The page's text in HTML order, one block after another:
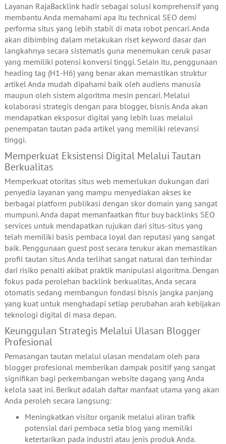
Layanan RajaBacklink hadir sebagai solusi komprehensif yang
membantu Anda memahami apa itu technical SEO demi
performa situs yang lebih stabil di mata robot pencari. Anda
akan dibimbing dalam melakukan riset keyword dasar dan
langkahnya secara sistematis guna menemukan ceruk pasar
yang memiliki potensi konversi tinggi. Selain itu, penggunaan
heading tag (H1-H6) yang benar akan memastikan struktur
artikel Anda mudah dipahami baik oleh audiens manusia
maupun oleh sistem algoritma mesin pencari. Melalui
kolaborasi strategis dengan para blogger, bisnis Anda akan
mendapatkan eksposur digital yang lebih luas melalui
penempatan tautan pada artikel yang memiliki relevansi
tinggi.
Memperkuat Eksistensi Digital Melalui Tautan
Berkualitas
Memperkuat otoritas situs web memerlukan dukungan dari
penyedia layanan yang mampu menyediakan akses ke
berbagai platform publikasi dengan skor domain yang sangat
mumpuni. Anda dapat memanfaatkan fitur buy backlinks SEO
services untuk mendapatkan rujukan dari situs-situs yang
telah memiliki basis pembaca loyal dan reputasi yang sangat
baik. Penggunaan guest post secara terukur akan memastikan
profil tautan situs Anda terlihat sangat natural dan terhindar
dari risiko penalti akibat praktik manipulasi algoritma. Dengan
fokus pada perolehan backlink berkualitas, Anda secara
otomatis sedang membangun fondasi bisnis jangka panjang
yang kuat untuk menghadapi setiap perubahan arah kebijakan
teknologi digital di masa depan.
Keunggulan Strategis Melalui Ulasan Blogger
Profesional
Pemasangan tautan melalui ulasan mendalam oleh para
blogger profesional memberikan dampak positif yang sangat
signifikan bagi perkembangan website dagang yang Anda
kelola saat ini. Berikut adalah daftar manfaat utama yang akan
Anda peroleh secara langsung:
Meningkatkan visitor organik melalui aliran trafik
potensial dari pembaca setia blog yang memiliki
ketertarikan pada industri atau jenis produk Anda.